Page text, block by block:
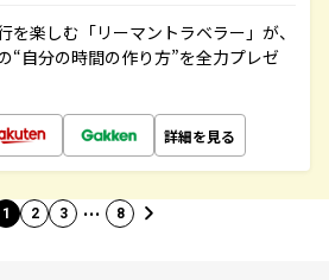
を楽しむ「リーマントラベラー」が、
“自分の時間の作り方”を全力プレゼ
詳細を見る
1 2 3 … 8